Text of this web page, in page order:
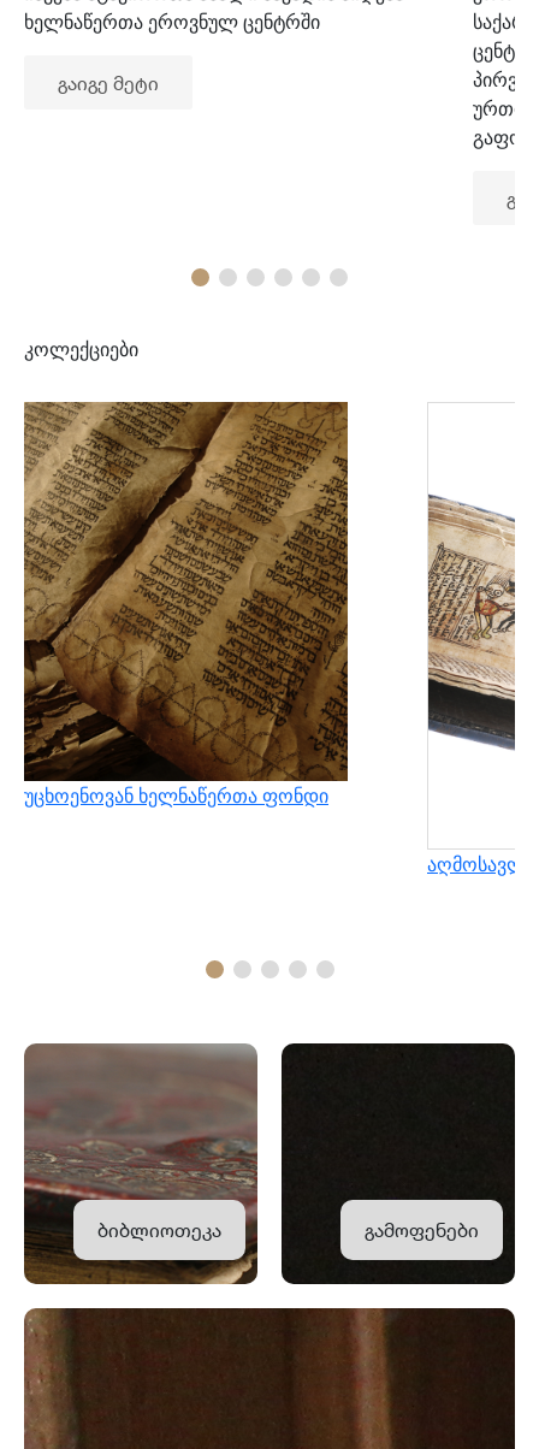
ხელნაწერთა ეროვნულ ცენტრში
გაიგე მეტი
კოლექციები
უცხოენოვან ხელნაწერთა ფონდი
ბიბლიოთეკა გამოფენები